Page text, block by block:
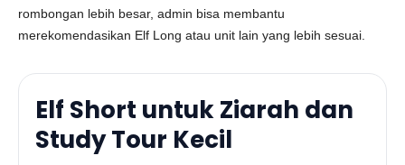
rombongan lebih besar, admin bisa membantu
merekomendasikan Elf Long atau unit lain yang lebih sesuai.
Elf Short untuk Ziarah dan
Study Tour Kecil